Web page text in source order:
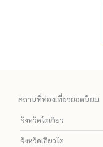
สถานที่ท่องเที่ยวยอดนิยม
จังหวัดโตเกียว
จังหวัดเกียวโต